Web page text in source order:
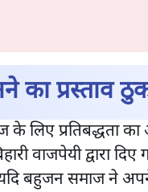
का प्रस्ताव
के लिए प्रतिबद्धता
वाजपेयी द्वारा
बहुजन समाज ने अपने